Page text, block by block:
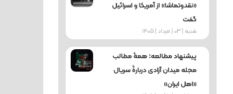
«نقدوتماشا» از آمریکا و اسرائیل
گفت
شنبه | 03 | مرداد | 1405
پیشنهاد مطالعه: همۀ مطالب
مجله میدان آزادی دربارۀ سریال
«اهل ایران»